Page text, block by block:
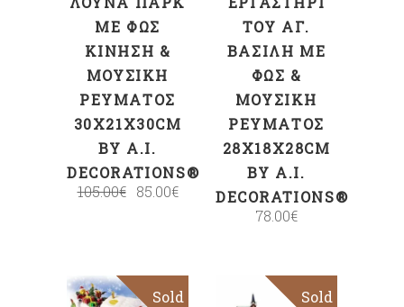
ΜΕ ΦΩΣ
ΚΊΝΗΣΗ &
ΜΟΥΣΙΚΉ
ΡΕΎΜΑΤΟΣ
30X21X30CM
BY A.I.
DECORATIONS®
105.00€ 85.00€
ΤΟΥ ΑΓ.
ΒΑΣΊΛΗ ΜΕ
ΦΩΣ &
ΜΟΥΣΙΚΉ
ΡΕΎΜΑΤΟΣ
28X18X28CM
BY A.I.
DECORATIONS®
78.00€
Sale
Sold Sale
Sold